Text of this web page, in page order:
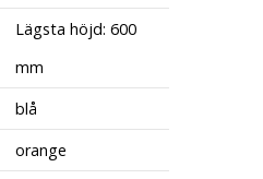
Lägsta höjd: 600
mm
blå
orange